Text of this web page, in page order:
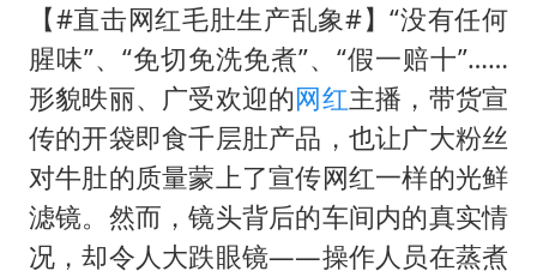
郑国霖回应去景区上班被保安拦下
80后女柜员逆袭成4200亿银行副行长
感觉全东北都在等7号
扎哈罗娃批广岛市长不提美国原子弹
泰国一女公务员妆容引争议 本人回应
多地要求领导干部带头休假
【#直击网红毛肚生产乱象#】“没有任何
腥味”、“免切免洗免煮”、“假一赔十”……
形貌昳丽、广受欢迎的网红主播，带货宣
传的开袋即食千层肚产品，也让广大粉丝
对牛肚的质量蒙上了宣传网红一样的光鲜
滤镜。然而，镜头背后的车间内的真实情
况，却令人大跌眼镜——操作人员在蒸煮